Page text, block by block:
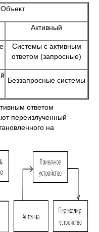
Объект
Активный
Системы с активным
ответом (запросные)
Беззапросные системы
ответом
переизлученный
на